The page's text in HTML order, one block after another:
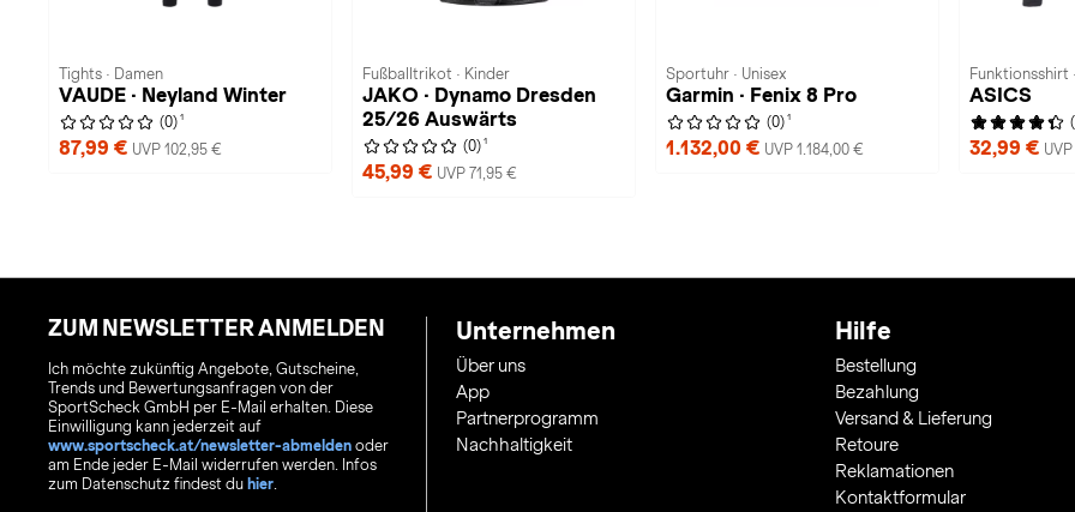
Tights · Damen
VAUDE · Neyland Winter
(0) 1
87,99 € UVP 102,95 €
Fußballtrikot · Kinder
JAKO · Dynamo Dresden
25/26 Auswärts
(0) 1
45,99 € UVP 71,95 €
Sportuhr · Unisex
Garmin · Fenix 8 Pro
(0) 1
1.132,00 € UVP 1.184,00 €
Funktionsshirt
ASICS
32,99 €
ZUM NEWSLETTER ANMELDEN
Ich möchte zukünftig Angebote, Gutscheine,
Trends und Bewertungsanfragen von der
SportScheck GmbH per E-Mail erhalten. Diese
Einwilligung kann jederzeit auf
www.sportscheck.at/newsletter-abmelden oder
am Ende jeder E-Mail widerrufen werden. Infos
zum Datenschutz findest du hier
Unternehmen
Über uns
App
Partnerprogramm
Nachhaltigkeit
Hilfe
Bestellung
Bezahlung
Versand & Lieferung
Retoure
Reklamationen
Kontaktformular